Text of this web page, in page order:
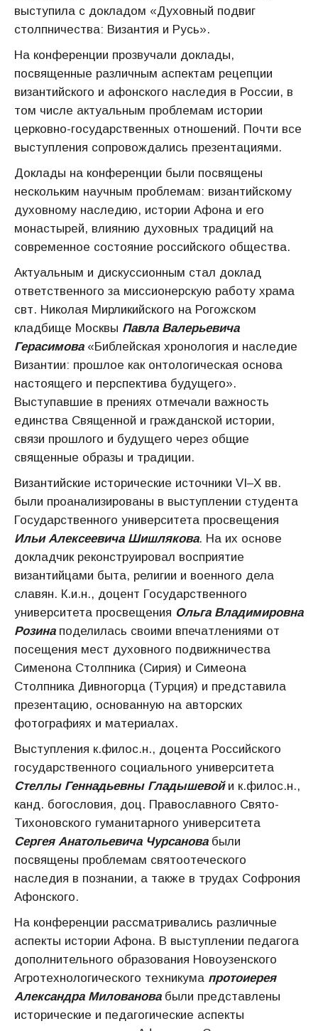
выступила с докладом «Духовный подвиг
столпничества: Византия и Русь».
На конференции прозвучали доклады,
посвященные различным аспектам рецепции
византийского и афонского наследия в России, в
том числе актуальным проблемам истории
церковно-государственных отношений. Почти все
выступления сопровождались презентациями.
Доклады на конференции были посвящены
нескольким научным проблемам: византийскому
духовному наследию, истории Афона и его
монастырей, влиянию духовных традиций на
современное состояние российского общества.
Актуальным и дискуссионным стал доклад
ответственного за миссионерскую работу храма
свт. Николая Мирликийского на Рогожском
кладбище Москвы Павла Валерьевича
Герасимова«Библейская хронология и наследие
Византии: прошлое как онтологическая основа
настоящего и перспектива будущего».
Выступавшие в прениях отмечали важность
единства Священной и гражданской истории,
связи прошлого и будущего через общие
священные образы и традиции.
Византийские исторические источники VI–Х вв.
были проанализированы в выступлении студента
Государственного университета просвещения
Ильи Алексеевича Шишлякова. На их основе
докладчик реконструировал восприятие
византийцами быта, религии и военного дела
славян. К.и.н., доцент Государственного
университета просвещения Ольга Владимировна
Розина поделилась своими впечатлениями от
посещения мест духовного подвижничества
Сименона Столпника (Сирия) и Симеона
Столпника Дивногорца (Турция) и представила
презентацию, основанную на авторских
фотографиях и материалах.
Выступления к.филос.н., доцента Российского
государственного социального университета
Стеллы Геннадьевны Гладышевойи к.филос.н.,
канд. богословия, доц. Православного Свято-
Тихоновского гуманитарного университета
Сергея Анатольевича Чурсановабыли
посвящены проблемам святоотеческого
наследия в познании, а также в трудах Софрония
Афонского.
На конференции рассматривались различные
аспекты истории Афона. В выступлении педагога
дополнительного образования Новоузенского
Агротехнологического техникума протоиерея
Александра Миловановабыли представлены
исторические и педагогические аспекты